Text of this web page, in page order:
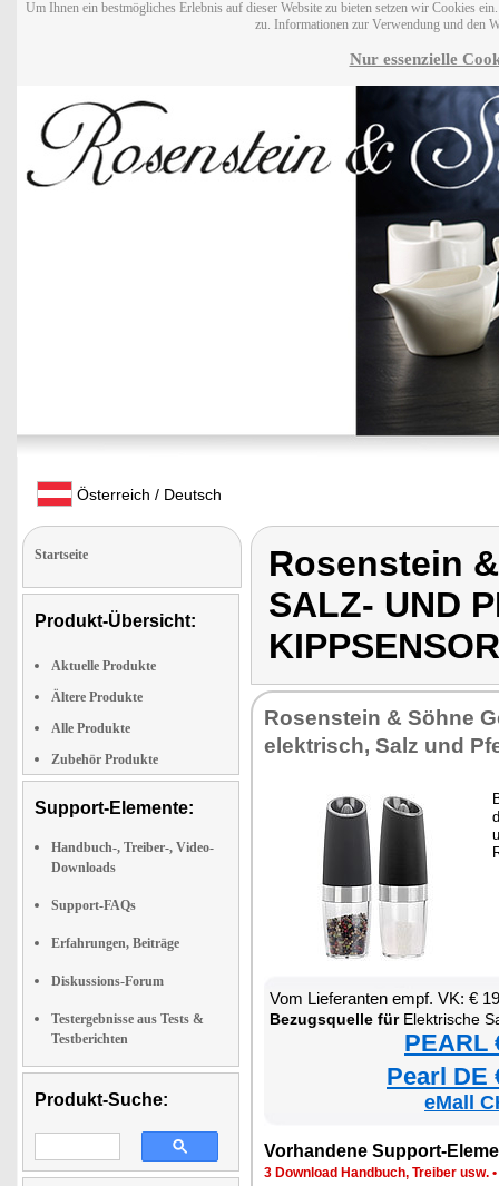
Um Ihnen ein bestmögliches Erlebnis auf dieser Website zu bieten setzen wir Cookies
zu. Informationen zur Verwendung und den
Nur essenzielle
Österreich / Deutsch
Startseite
Produkt-Übersicht:
Aktuelle Produkte
Ältere Produkte
Alle Produkte
Zubehör Produkte
Support-Elemente:
Handbuch-, Treiber-, Video-
Downloads
Support-FAQs
Erfahrungen, Beiträge
Diskussions-Forum
Testergebnisse aus Tests &
Testberichten
Produkt-Suche:
Rosenstein
SALZ- UND
Rosenstein & Söhne
elektrisch, Salz und
Vom Lieferanten empf. VK: €
Bezugsquelle fürElektrische Salz- und
PEARL
Pearl DE
eMall
Vorhandene Support-
3 Download Handbuch, Treiber usw. •